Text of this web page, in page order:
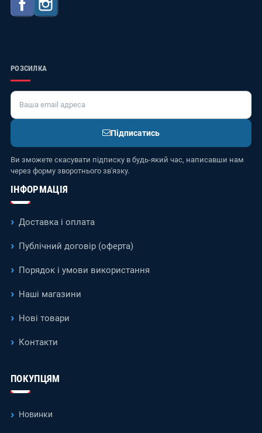
Facebook
РОЗСИЛКА
Підписатись
Ви зможете скасувати підписку в будь-який час, написавши нам
через форму зворотнього зв'язку.
ІНФОРМАЦІЯ
Доставка і оплата
Публічний договір (оферта)
Порядок і умови використання
Наші магазини
Нові товари
Контакти
ПОКУПЦЯМ
Новинки